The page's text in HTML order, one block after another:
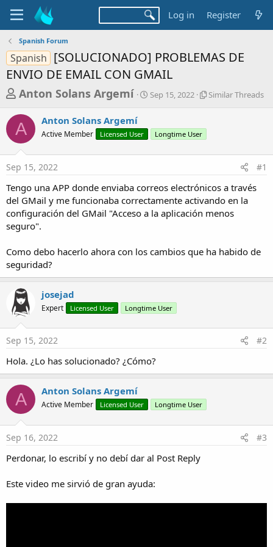
Log in Register
Spanish Forum
Spanish [SOLUCIONADO] PROBLEMAS DE
ENVIO DE EMAIL CON GMAIL
T
r
e
a
d
s
t
a
r
e
r
Anton Solans Argemí
S
a
Sep 15, 2022
S
r
r
e
a
Similar Threads
A Anton Solans Argemí
Active Member Licensed User Longtime User
Sep 15, 2022 #1
Tengo una APP donde enviaba correos electrónicos a través
del GMail y me funcionaba correctamente activando en la
configuración del GMail "Acceso a la aplicación menos
seguro".
Como debo hacerlo ahora con los cambios que ha habido de
seguridad?
josejad
Expert Licensed User Longtime User
Sep 15, 2022 #2
Hola. ¿Lo has solucionado? ¿Cómo?
A Anton Solans Argemí
Active Member Licensed User Longtime User
Sep 16, 2022 #3
Perdonar, lo escribí y no debí dar al Post Reply
Este video me sirvió de gran ayuda: